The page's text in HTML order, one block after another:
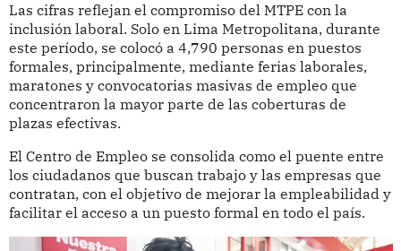
Las cifras reflejan el compromiso del MTPE con la
inclusión laboral. Solo en Lima Metropolitana, durante
este período, se colocó a 4,790 personas en puestos
formales, principalmente, mediante ferias laborales,
maratones y convocatorias masivas de empleo que
concentraron la mayor parte de las coberturas de
plazas efectivas.
El Centro de Empleo se consolida como el puente entre
los ciudadanos que buscan trabajo y las empresas que
contratan, con el objetivo de mejorar la empleabilidad y
facilitar el acceso a un puesto formal en todo el país.